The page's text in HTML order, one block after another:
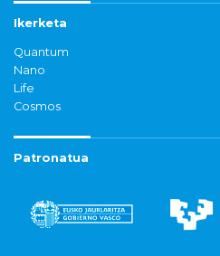
Ikerketa
Quantum
Nano
Life
Cosmos
Patronatua